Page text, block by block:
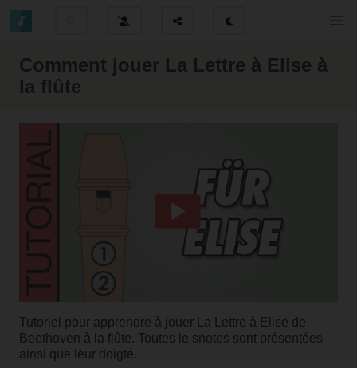
Comment jouer La Lettre à Elise à
la flûte
Tutoriel pour apprendre à jouer La Lettre à Elise de
Beethoven à la flûte. Toutes le snotes sont présentées
ainsi que leur doigté.